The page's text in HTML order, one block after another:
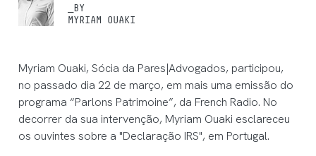
_BY
MYRIAM OUAKI
Myriam Ouaki, Sócia da Pares|Advogados, participou,
no passado dia 22 de março, em mais uma emissão do
programa “Parlons Patrimoine”, da French Radio. No
decorrer da sua intervenção, Myriam Ouaki esclareceu
os ouvintes sobre a "Declaração IRS", em Portugal.